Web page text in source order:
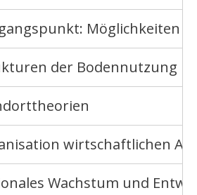
Möglichkeiten
der Bodennutzung
wirtschaftlichen
Wachstum und